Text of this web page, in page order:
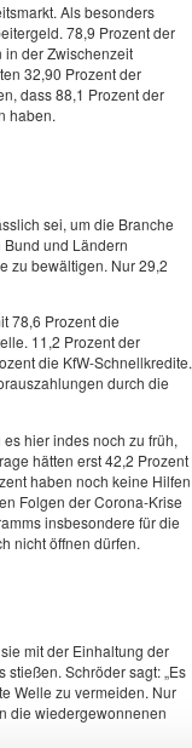
Als besonders
78,9 Prozent der
in der Zwischenzeit
32,90 Prozent der
dass 88,1 Prozent der
haben.
sei, um die Branche
und Ländern
zu bewältigen. Nur 29,2
78,6 Prozent die
11,2 Prozent der
die KfW-Schnellkredite.
durch die
hier indes noch zu früh,
hätten erst 42,2 Prozent
haben noch keine Hilfen
Folgen der Corona-Krise
insbesondere für die
nicht öffnen dürfen.
mit der Einhaltung der
Schröder sagt: „Es
Welle zu vermeiden. Nur
die wiedergewonnenen